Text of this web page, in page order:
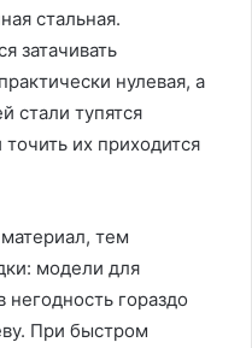
стальная.
затачивать
нулевая, а
стали тупятся
их приходится
тем
модели для
гораздо
При быстром